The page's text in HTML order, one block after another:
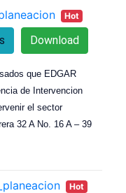
Hot
Download
que EDGAR
de Intervencion
el sector
32 A No. 16 A – 39
Hot